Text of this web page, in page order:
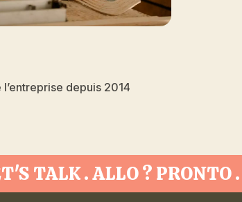
l’entreprise depuis 2014
TALK . ALLO ?